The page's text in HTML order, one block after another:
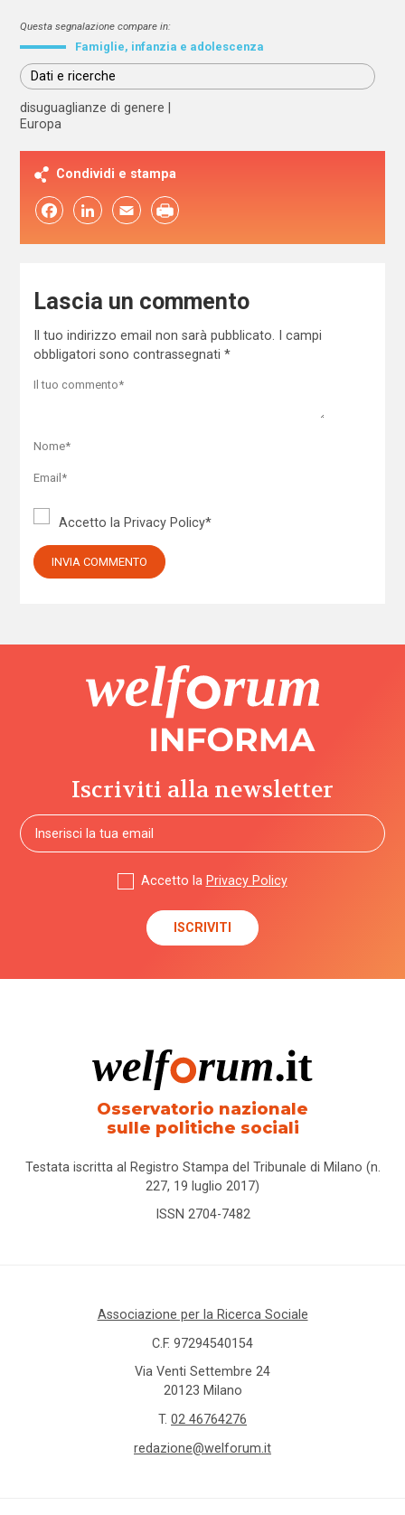
Questa segnalazione compare in:
Famiglie, infanzia e adolescenza
Dati e ricerche
disuguaglianze di genere
Europa
Condividi e stampa
FacebookLinkedIn Email
Lascia un commento
Il tuo indirizzo email non sarà pubblicato.
I campi
obbligatori sono contrassegnati *
Accetto la Privacy Policy*
Iscriviti alla newsletter
Accetto la Privacy Policy
Osservatorio nazionale
sulle politiche sociali
Testata iscritta al Registro Stampa del Tribunale di Milano (n.
227, 19 luglio 2017)
ISSN 2704-7482
Associazione per la Ricerca Sociale
C.F. 97294540154
Via Venti Settembre 24
20123 Milano
T. 02 46764276
redazione@welforum.it